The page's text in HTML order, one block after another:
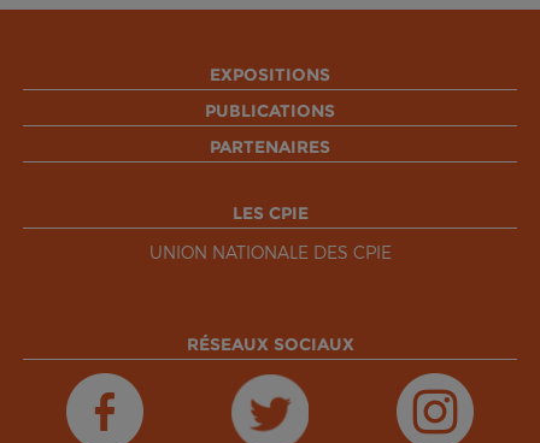
EXPOSITIONS
PUBLICATIONS
PARTENAIRES
LES CPIE
UNION NATIONALE DES CPIE
RÉSEAUX SOCIAUX